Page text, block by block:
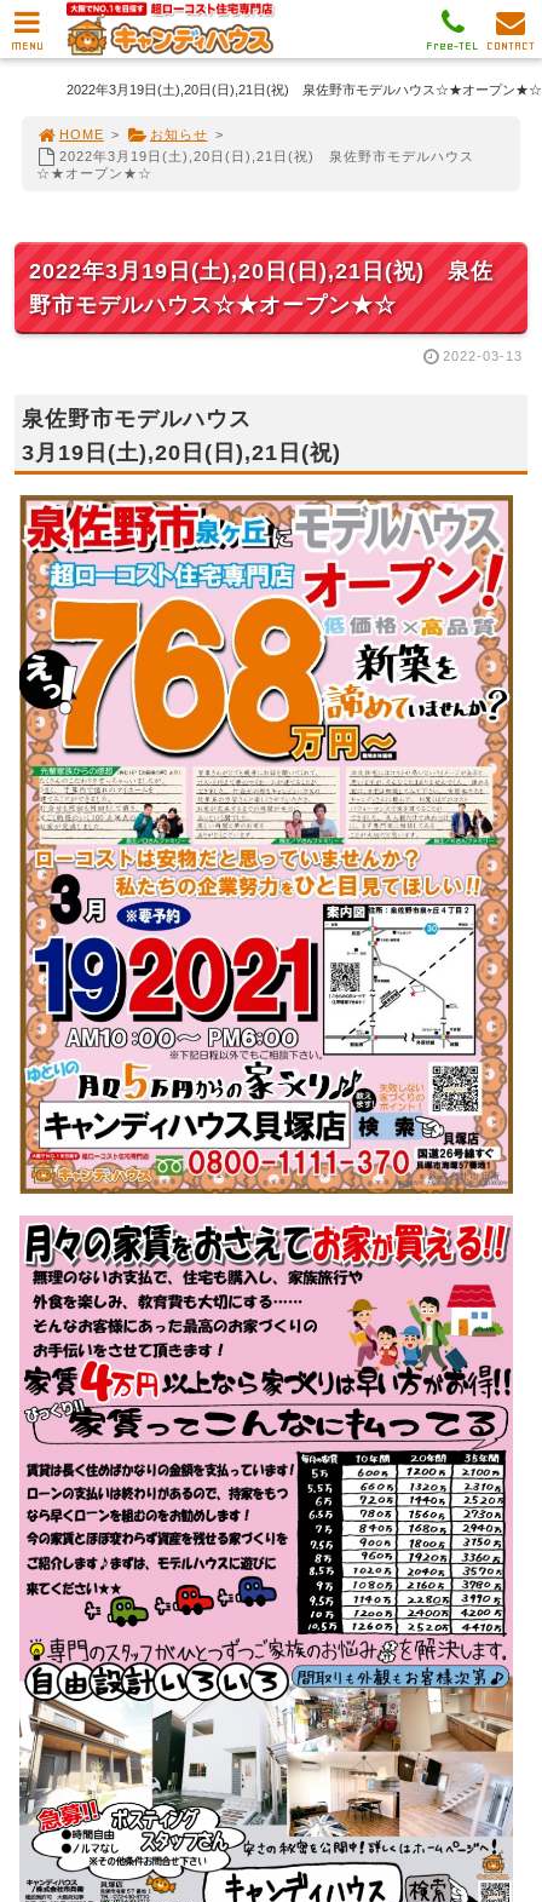
2022年3月19日(土),20日(日),21日(祝) 泉佐野市モデルハウス☆★オープン★☆
HOME > お知らせ >
2022年3月19日(土),20日(日),21日(祝) 泉佐野市モデルハウス
☆★オープン★☆
2022年3月19日(土),20日(日),21日(祝) 泉佐
野市モデルハウス☆★オープン★☆
2022-03-13
泉佐野市モデルハウス
3月19日(土),20日(日),21日(祝)
MENU CONTACT
Free-TEL